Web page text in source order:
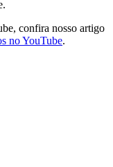
confira nosso artigo
no YouTube.